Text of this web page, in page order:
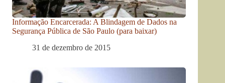
Informação Encarcerada: A Blindagem de Dados na
Segurança Pública de São Paulo (para baixar)
31 de dezembro de 2015